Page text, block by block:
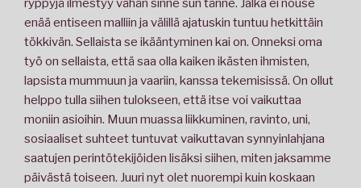
ryppyjä ilmestyy vähän sinne sun tänne. Jalka ei nouse
enää entiseen malliin ja välillä ajatuskin tuntuu hetkittäin
tökkivän. Sellaista se ikääntyminen kai on. Onneksi oma
työ on sellaista, että saa olla kaiken ikästen ihmisten,
lapsista mummuun ja vaariin, kanssa tekemisissä. On ollut
helppo tulla siihen tulokseen, että itse voi vaikuttaa
moniin asioihin. Muun muassa liikkuminen, ravinto, uni,
sosiaaliset suhteet tuntuvat vaikuttavan synnyinlahjana
saatujen perintötekijöiden lisäksi siihen, miten jaksamme
päivästä toiseen. Juuri nyt olet nuorempi kuin koskaan